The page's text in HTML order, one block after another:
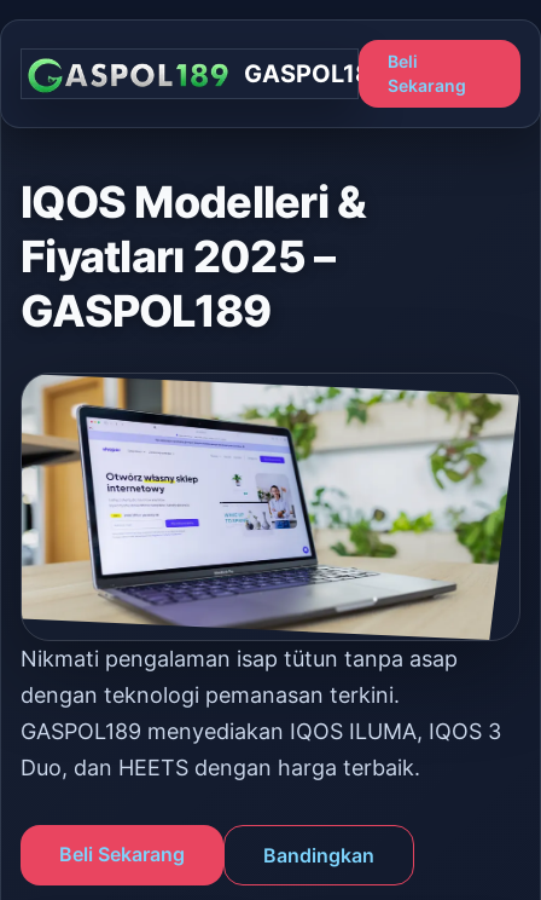
GASPOL189
Beli
Sekarang
IQOS Modelleri &
Fiyatları 2025 –
GASPOL189
Nikmati pengalaman isap tütun tanpa asap
dengan teknologi pemanasan terkini.
GASPOL189 menyediakan IQOS ILUMA, IQOS 3
Duo, dan HEETS dengan harga terbaik.
Beli Sekarang Bandingkan